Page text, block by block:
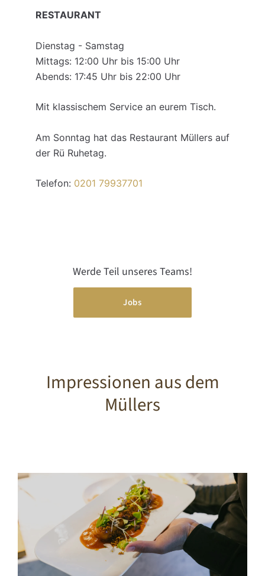
RESTAURANT
Dienstag - Samstag
Mittags: 12:00 Uhr bis 15:00 Uhr
Abends: 17:45 Uhr bis 22:00 Uhr
Mit klassischem Service an eurem Tisch.
Am Sonntag hat das Restaurant Müllers auf
der Rü Ruhetag.
Telefon: 0201 79937701
Werde Teil unseres Teams!
Jobs
Impressionen aus dem
Müllers